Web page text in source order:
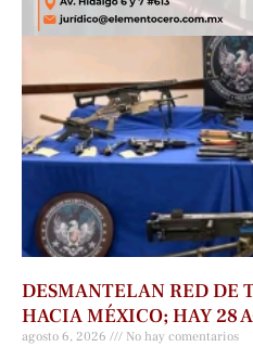
DESMANTELAN RED DE
HACIA MÉXICO; HAY 28
agosto 6, 2026 No hay comentarios